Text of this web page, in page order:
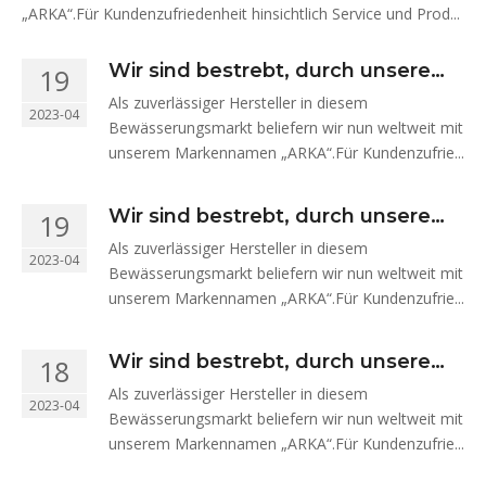
„ARKA“.Für Kundenzufriedenheit hinsichtlich Service und Prod...
19
2023-04
Wir sind bestrebt, durch unsere
kontinuierlichen Bemühungen
eine bessere Umwelt für die Erde
zu schaffen.
Als zuverlässiger Hersteller in diesem
Bewässerungsmarkt beliefern wir nun weltweit mit
unserem Markennamen „ARKA“.Für Kundenzufrie...
19
2023-04
Wir sind bestrebt, durch unsere
kontinuierlichen Bemühungen
eine bessere Umwelt für die Erde
zu schaffen.
Als zuverlässiger Hersteller in diesem
Bewässerungsmarkt beliefern wir nun weltweit mit
unserem Markennamen „ARKA“.Für Kundenzufrie...
18
2023-04
Wir sind bestrebt, durch unsere
kontinuierlichen Bemühungen
eine bessere Umwelt für die Erde
zu schaffen.
Als zuverlässiger Hersteller in diesem
Bewässerungsmarkt beliefern wir nun weltweit mit
unserem Markennamen „ARKA“.Für Kundenzufrie...